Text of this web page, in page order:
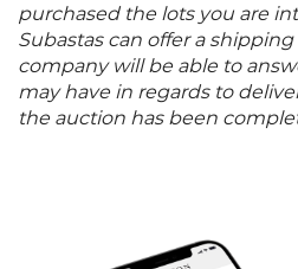
purchased the lots you are
Subastas can offer a
company will be able to
may have in regards to
the auction has been